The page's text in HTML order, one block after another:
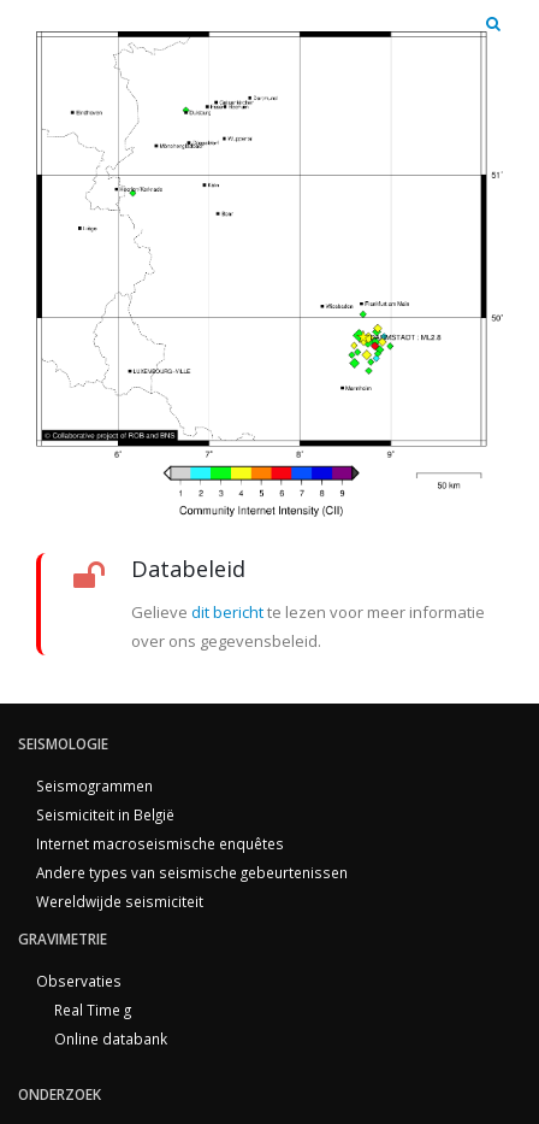
Databeleid
Gelieve dit berichtte lezen voor meer informatie
over ons gegevensbeleid.
SEISMOLOGIE
Seismogrammen
Seismiciteit in België
Internet macroseismische enquêtes
Andere types van seismische gebeurtenissen
Wereldwijde seismiciteit
GRAVIMETRIE
Observaties
Real Time g
Online databank
ONDERZOEK